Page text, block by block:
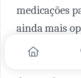
medicações
ainda mais
doença. A